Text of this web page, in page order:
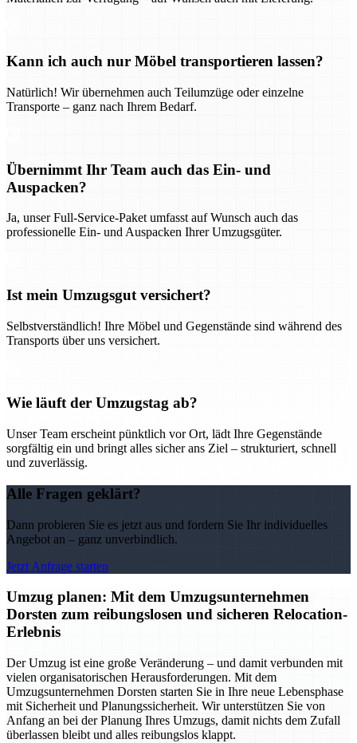
Kann ich auch nur Möbel transportieren lassen?
Natürlich! Wir übernehmen auch Teilumzüge oder einzelne
Transporte – ganz nach Ihrem Bedarf.
Übernimmt Ihr Team auch das Ein- und
Auspacken?
Ja, unser Full-Service-Paket umfasst auf Wunsch auch das
professionelle Ein- und Auspacken Ihrer Umzugsgüter.
Ist mein Umzugsgut versichert?
Selbstverständlich! Ihre Möbel und Gegenstände sind während des
Transports über uns versichert.
Wie läuft der Umzugstag ab?
Unser Team erscheint pünktlich vor Ort, lädt Ihre Gegenstände
sorgfältig ein und bringt alles sicher ans Ziel – strukturiert, schnell
und zuverlässig.
Alle Fragen geklärt?
Dann probieren Sie es jetzt aus und fordern Sie Ihr individuelles
Angebot an – ganz unverbindlich.
Jetzt Anfrage starten
Umzug planen: Mit dem Umzugsunternehmen
Dorsten zum reibungslosen und sicheren Relocation-
Erlebnis
Der Umzug ist eine große Veränderung – und damit verbunden mit
vielen organisatorischen Herausforderungen. Mit dem
Umzugsunternehmen Dorsten starten Sie in Ihre neue Lebensphase
mit Sicherheit und Planungssicherheit. Wir unterstützen Sie von
Anfang an bei der Planung Ihres Umzugs, damit nichts dem Zufall
überlassen bleibt und alles reibungslos klappt.